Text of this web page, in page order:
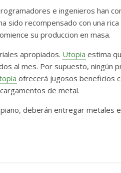
e ingenieros han
sido recompensado con una
su produccion en masa.
apropiados. Utopia estima
al mes. Por supuesto, ningún
ofrecerá jugosos beneficios
de metal.
deberán entregar metales